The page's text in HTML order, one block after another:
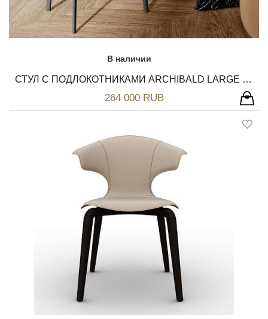
В наличии
СТУЛ С ПОДЛОКОТНИКАМИ ARCHIBALD LARGE DINING CHAIR POLTRONA FRAU
264 000 RUB